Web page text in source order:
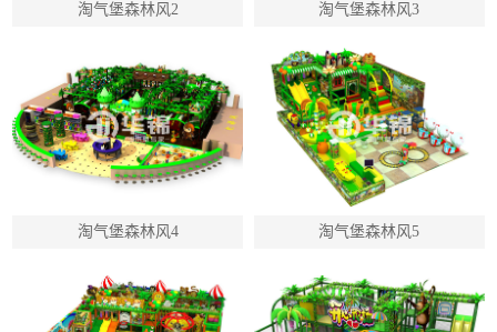
淘气堡森林风2 淘气堡森林风3
淘气堡森林风4 淘气堡森林风5